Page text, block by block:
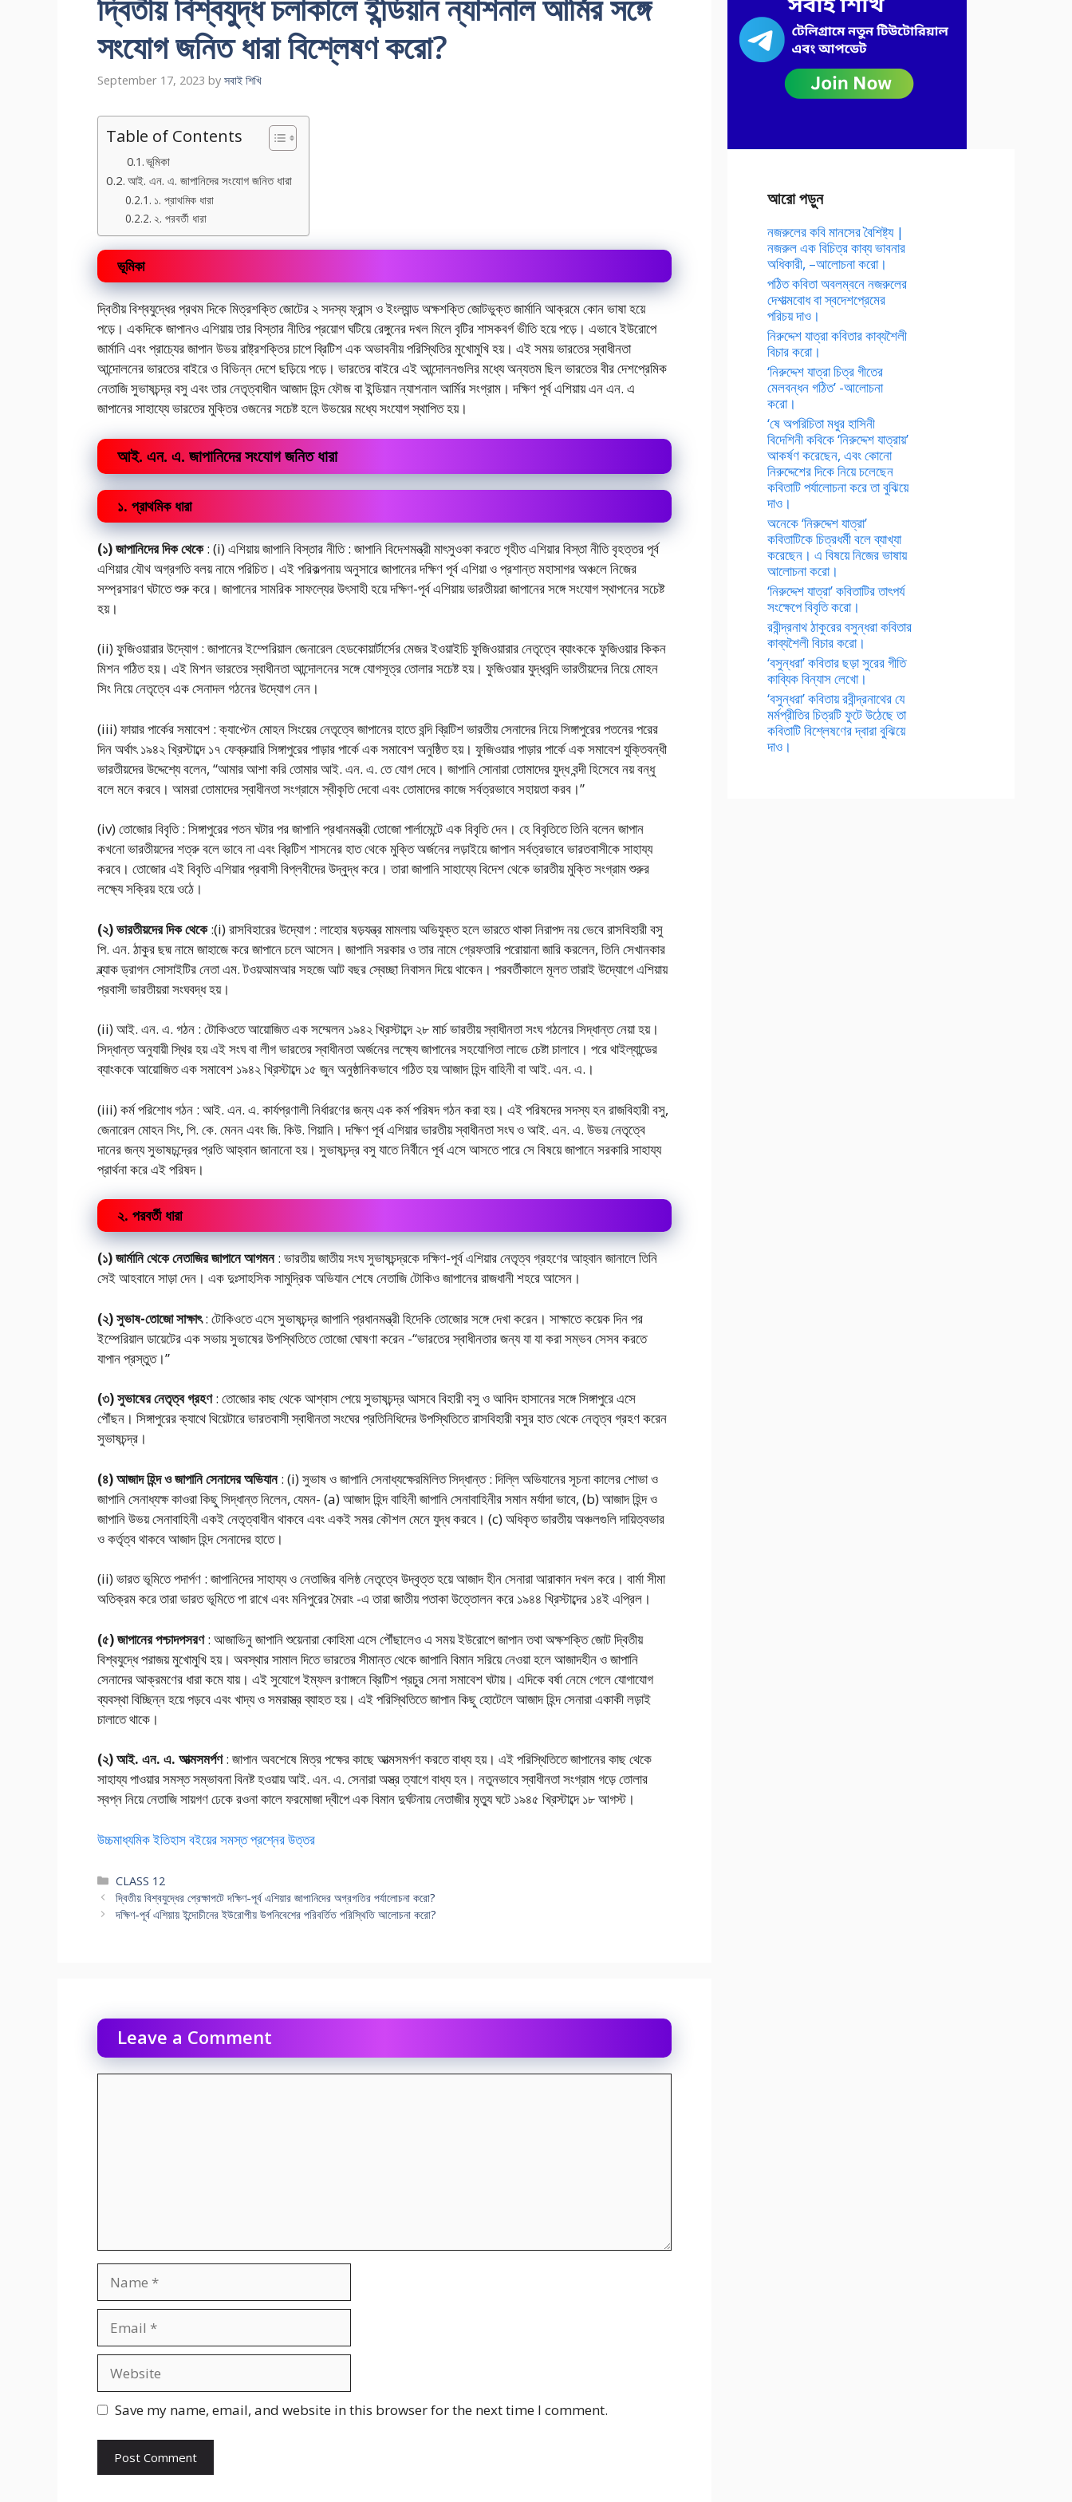
সংযোগ জনিত ধারা বিশ্লেষণ করো?
September 17, 2023 by সবাই শিখি
Table of Contents
ভূমিকা
আই. এন. এ. জাপানিদের সংযোগ জনিত ধারা
১. প্রাথমিক ধারা
২. পরবর্তী ধারা
ভূমিকা
দ্বিতীয় বিশ্বযুদ্ধের প্রথম দিকে মিত্রশক্তি জোটের ২ সদস্য ফ্রান্স ও ইংল্যান্ড অক্ষশক্তি জোটভুক্ত জার্মানি আক্রমে কোন ভাষা হয়ে
পড়ে। একদিকে জাপানও এশিয়ায় তার বিস্তার নীতির প্রয়োগ ঘটিয়ে রেঙ্গুনের দখল মিলে বৃটির শাসকবর্গ ভীতি হয়ে পড়ে। এভাবে ইউরোপে
জার্মানি এবং প্রাচ্যের জাপান উভয় রাষ্ট্রশক্তির চাপে ব্রিটিশ এক অভাবনীয় পরিস্থিতির মুখোমুখি হয়। এই সময় ভারতের স্বাধীনতা
আন্দোলনের ভারতের বাইরে ও বিভিন্ন দেশে ছড়িয়ে পড়ে। ভারতের বাইরে এই আন্দোলনগুলির মধ্যে অন্যতম ছিল ভারতের বীর দেশপ্রেমিক
নেতাজি সুভাষচন্দ্র বসু এবং তার নেতৃত্বাধীন আজাদ হিন্দ ফৌজ বা ইন্ডিয়ান ন্যাশনাল আর্মির সংগ্রাম। দক্ষিণ পূর্ব এশিয়ায় এন এন. এ
জাপানের সাহায্যে ভারতের মুক্তির ওজনের সচেষ্ট হলে উভয়ের মধ্যে সংযোগ স্থাপিত হয়।
আই. এন. এ. জাপানিদের সংযোগ জনিত ধারা
১. প্রাথমিক ধারা
(১) জাপানিদের দিক থেকে: (i) এশিয়ায় জাপানি বিস্তার নীতি : জাপানি বিদেশমন্ত্রী মাৎসুওকা করতে গৃহীত এশিয়ার বিস্তা নীতি বৃহত্তর পূর্ব
এশিয়ার যৌথ অগ্রগতি বলয় নামে পরিচিত। এই পরিকল্পনায় অনুসারে জাপানের দক্ষিণ পূর্ব এশিয়া ও প্রশান্ত মহাসাগর অঞ্চলে নিজের
সম্প্রসারণ ঘটাতে শুরু করে। জাপানের সামরিক সাফল্যের উৎসাহী হয়ে দক্ষিণ-পূর্ব এশিয়ায় ভারতীয়রা জাপানের সঙ্গে সংযোগ স্থাপনের সচেষ্ট
হয়।
(ii) ফুজিওয়ারার উদ্যোগ : জাপানের ইম্পেরিয়াল জেনারেল হেডকোয়ার্টার্সের মেজর ইওয়াইচি ফুজিওয়ারার নেতৃত্বে ব্যাংককে ফুজিওয়ার কিকন
মিশন গঠিত হয়। এই মিশন ভারতের স্বাধীনতা আন্দোলনের সঙ্গে যোগসূত্র তোলার সচেষ্ট হয়। ফুজিওয়ার যুদ্ধবন্দি ভারতীয়দের নিয়ে মোহন
সিং নিয়ে নেতৃত্বে এক সেনাদল গঠনের উদ্যোগ নেন।
(iii) ফায়ার পার্কের সমাবেশ : ক্যাপ্টেন মোহন সিংয়ের নেতৃত্বে জাপানের হাতে বন্দি ব্রিটিশ ভারতীয় সেনাদের নিয়ে সিঙ্গাপুরের পতনের পরের
দিন অর্থাৎ ১৯৪২ খ্রিস্টাব্দে ১৭ ফেব্রুয়ারি সিঙ্গাপুরের পাড়ার পার্কে এক সমাবেশ অনুষ্ঠিত হয়। ফুজিওয়ার পাড়ার পার্কে এক সমাবেশ যুক্তিবন্ধী
ভারতীয়দের উদ্দেশ্যে বলেন, “আমার আশা করি তোমার আই. এন. এ. তে যোগ দেবে। জাপানি সোনারা তোমাদের যুদ্ধ বন্দী হিসেবে নয় বন্ধু
বলে মনে করবে। আমরা তোমাদের স্বাধীনতা সংগ্রামে স্বীকৃতি দেবো এবং তোমাদের কাজে সর্বত্রভাবে সহায়তা করব।”
(iv) তোজোর বিবৃতি : সিঙ্গাপুরের পতন ঘটার পর জাপানি প্রধানমন্ত্রী তোজো পার্লামেন্টে এক বিবৃতি দেন। হে বিবৃতিতে তিনি বলেন জাপান
কখনো ভারতীয়দের শত্রু বলে ভাবে না এবং ব্রিটিশ শাসনের হাত থেকে মুক্তি অর্জনের লড়াইয়ে জাপান সর্বত্রভাবে ভারতবাসীকে সাহায্য
করবে। তোজোর এই বিবৃতি এশিয়ার প্রবাসী বিপ্লবীদের উদ্বুদ্ধ করে। তারা জাপানি সাহায্যে বিদেশ থেকে ভারতীয় মুক্তি সংগ্রাম শুরুর
লক্ষ্যে সক্রিয় হয়ে ওঠে।
(২) ভারতীয়দের দিক থেকে:(i) রাসবিহারের উদ্যোগ : লাহোর ষড়যন্ত্র মামলায় অভিযুক্ত হলে ভারতে থাকা নিরাপদ নয় ভেবে রাসবিহারী বসু
পি. এন. ঠাকুর ছদ্ম নামে জাহাজে করে জাপানে চলে আসেন। জাপানি সরকার ও তার নামে গ্রেফতারি পরোয়ানা জারি করলেন, তিনি সেখানকার
ব্ল্যাক ড্রাগন সোসাইটির নেতা এম. টওয়আমআর সহজে আট বছর স্বেচ্ছা নিবাসন দিয়ে থাকেন। পরবর্তীকালে মূলত তারাই উদ্যোগে এশিয়ায়
প্রবাসী ভারতীয়রা সংঘবদ্ধ হয়।
(ii) আই. এন. এ. গঠন : টোকিওতে আয়োজিত এক সম্মেলন ১৯৪২ খ্রিস্টাব্দে ২৮ মার্চ ভারতীয় স্বাধীনতা সংঘ গঠনের সিদ্ধান্ত নেয়া হয়।
সিদ্ধান্ত অনুযায়ী স্থির হয় এই সংঘ বা লীগ ভারতের স্বাধীনতা অর্জনের লক্ষ্যে জাপানের সহযোগিতা লাভে চেষ্টা চালাবে। পরে থাইল্যান্ডের
ব্যাংককে আয়োজিত এক সমাবেশ ১৯৪২ খ্রিস্টাব্দে ১৫ জুন অনুষ্ঠানিকভাবে গঠিত হয় আজাদ হিন্দ বাহিনী বা আই. এন. এ.।
(iii) কর্ম পরিশোধ গঠন : আই. এন. এ. কার্যপ্রণালী নির্ধারণের জন্য এক কর্ম পরিষদ গঠন করা হয়। এই পরিষদের সদস্য হন রাজবিহারী বসু,
জেনারেল মোহন সিং, পি. কে. মেনন এবং জি. কিউ. গিয়ানি। দক্ষিণ পূর্ব এশিয়ার ভারতীয় স্বাধীনতা সংঘ ও আই. এন. এ. উভয় নেতৃত্বে
দানের জন্য সুভাষচন্দ্রের প্রতি আহ্বান জানানো হয়। সুভাষচন্দ্র বসু যাতে নির্বীনে পূর্ব এসে আসতে পারে সে বিষয়ে জাপানে সরকারি সাহায্য
প্রার্থনা করে এই পরিষদ।
২. পরবর্তী ধারা
(১) জার্মানি থেকে নেতাজির জাপানে আগমন: ভারতীয় জাতীয় সংঘ সুভাষচন্দ্রকে দক্ষিণ-পূর্ব এশিয়ার নেতৃত্ব গ্রহণের আহ্বান জানালে তিনি
সেই আহবানে সাড়া দেন। এক দুঃসাহসিক সামুদ্রিক অভিযান শেষে নেতাজি টোকিও জাপানের রাজধানী শহরে আসেন।
(২) সুভাষ-তোজো সাক্ষাৎ: টোকিওতে এসে সুভাষচন্দ্র জাপানি প্রধানমন্ত্রী হিদেকি তোজোর সঙ্গে দেখা করেন। সাক্ষাতে কয়েক দিন পর
ইম্পেরিয়াল ডায়েটের এক সভায় সুভাষের উপস্থিতিতে তোজো ঘোষণা করেন -“ভারতের স্বাধীনতার জন্য যা যা করা সম্ভব সেসব করতে
যাপান প্রস্তুত।”
(৩) সুভাষের নেতৃত্ব গ্রহণ: তোজোর কাছ থেকে আশ্বাস পেয়ে সুভাষচন্দ্র আসবে বিহারী বসু ও আবিদ হাসানের সঙ্গে সিঙ্গাপুরে এসে
পৌঁছন। সিঙ্গাপুরের ক্যাথে থিয়েটারে ভারতবাসী স্বাধীনতা সংঘের প্রতিনিধিদের উপস্থিতিতে রাসবিহারী বসুর হাত থেকে নেতৃত্ব গ্রহণ করেন
সুভাষচন্দ্র।
(৪) আজাদ হিন্দ ও জাপানি সেনাদের অভিযান: (i) সুভাষ ও জাপানি সেনাধ্যক্ষেরমিলিত সিদ্ধান্ত : দিল্লি অভিযানের সূচনা কালের শোভা ও
জাপানি সেনাধ্যক্ষ কাওরা কিছু সিদ্ধান্ত নিলেন, যেমন- (a) আজাদ হিন্দ বাহিনী জাপানি সেনাবাহিনীর সমান মর্যাদা ভাবে, (b) আজাদ হিন্দ ও
জাপানি উভয় সেনাবাহিনী একই নেতৃত্বাধীন থাকবে এবং একই সমর কৌশল মেনে যুদ্ধ করবে। (c) অধিকৃত ভারতীয় অঞ্চলগুলি দায়িত্বভার
ও কর্তৃত্ব থাকবে আজাদ হিন্দ সেনাদের হাতে।
(ii) ভারত ভূমিতে পদার্পণ : জাপানিদের সাহায্য ও নেতাজির বলিষ্ঠ নেতৃত্বে উদ্বৃত্ত হয়ে আজাদ হীন সেনারা আরাকান দখল করে। বার্মা সীমা
অতিক্রম করে তারা ভারত ভূমিতে পা রাখে এবং মনিপুরের মৈরাং -এ তারা জাতীয় পতাকা উত্তোলন করে ১৯৪৪ খ্রিস্টাব্দের ১৪ই এপ্রিল।
(৫) জাপানের পশ্চাদপসরণ: আজাভিনু জাপানি শুয়েনারা কোহিমা এসে পৌঁছালেও এ সময় ইউরোপে জাপান তথা অক্ষশক্তি জোট দ্বিতীয়
বিশ্বযুদ্ধে পরাজয় মুখোমুখি হয়। অবস্থার সামাল দিতে ভারতের সীমান্ত থেকে জাপানি বিমান সরিয়ে নেওয়া হলে আজাদহীন ও জাপানি
সেনাদের আক্রমণের ধারা কমে যায়। এই সুযোগে ইম্ফল রণাঙ্গনে ব্রিটিশ প্রচুর সেনা সমাবেশ ঘটায়। এদিকে বর্ষা নেমে গেলে যোগাযোগ
ব্যবস্থা বিচ্ছিন্ন হয়ে পড়বে এবং খাদ্য ও সমরাস্ত্র ব্যাহত হয়। এই পরিস্থিতিতে জাপান কিছু হোটেলে আজাদ হিন্দ সেনারা একাকী লড়াই
চালাতে থাকে।
(২) আই. এন. এ. আত্মসমর্পণ: জাপান অবশেষে মিত্র পক্ষের কাছে আত্মসমর্পণ করতে বাধ্য হয়। এই পরিস্থিতিতে জাপানের কাছ থেকে
সাহায্য পাওয়ার সমস্ত সম্ভাবনা বিনষ্ট হওয়ায় আই. এন. এ. সেনারা অস্ত্র ত্যাগে বাধ্য হন। নতুনভাবে স্বাধীনতা সংগ্রাম গড়ে তোলার
স্বপ্ন নিয়ে নেতাজি সায়গণ ঢেকে রওনা কালে ফরমোজা দ্বীপে এক বিমান দুর্ঘটনায় নেতাজীর মৃত্যু ঘটে ১৯৪৫ খ্রিস্টাব্দে ১৮ আগস্ট।
উচ্চমাধ্যমিক ইতিহাস বইয়ের সমস্ত প্রশ্নের উত্তর
Categories
CLASS 12
দ্বিতীয় বিশ্বযুদ্ধের প্রেক্ষাপটে দক্ষিণ-পূর্ব এশিয়ার জাপানিদের অগ্রগতির পর্যালোচনা করো?
দক্ষিণ-পূর্ব এশিয়ায় ইন্দোচীনের ইউরোপীয় উপনিবেশের পরিবর্তিত পরিস্থিতি আলোচনা করো?
Leave a Comment
Save my name, email, and website in this browser for the next time I comment.
আরো পড়ুন
নজরুলের কবি মানসের বৈশিষ্ট্য |
নজরুল এক বিচিত্র কাব্য ভাবনার
অধিকারী, –আলোচনা করো।
পঠিত কবিতা অবলম্বনে নজরুলের
দেশাত্মবোধ বা স্বদেশপ্রেমের
পরিচয় দাও।
নিরুদ্দেশ যাত্রা কবিতার কাব্যশৈলী
বিচার করো।
‘নিরুদ্দেশ যাত্রা চিত্র গীতের
মেলবন্ধন গঠিত’ -আলোচনা
করো।
‘ষে অপরিচিতা মধুর হাসিনী
বিদেশিনী কবিকে ‘নিরুদ্দেশ যাত্রায়’
আকর্ষণ করেছেন, এবং কোনো
নিরুদ্দেশের দিকে নিয়ে চলেছেন
কবিতাটি পর্যালোচনা করে তা বুঝিয়ে
দাও।
অনেকে ‘নিরুদ্দেশ যাত্রা’
কবিতাটিকে চিত্রধর্মী বলে ব্যাখ্যা
করেছেন। এ বিষয়ে নিজের ভাষায়
আলোচনা করো।
‘নিরুদ্দেশ যাত্রা’ কবিতাটির তাৎপর্য
সংক্ষেপে বিবৃতি করো।
রবীন্দ্রনাথ ঠাকুরের বসুন্ধরা কবিতার
কাব্যশৈলী বিচার করো।
‘বসুন্ধরা’ কবিতার ছড়া সুরের গীতি
কাব্যিক বিন্যাস লেখো।
‘বসুন্ধরা’ কবিতায় রবীন্দ্রনাথের যে
মর্মপ্রীতির চিত্রটি ফুটে উঠেছে তা
কবিতাটি বিশ্লেষণের দ্বারা বুঝিয়ে
দাও।